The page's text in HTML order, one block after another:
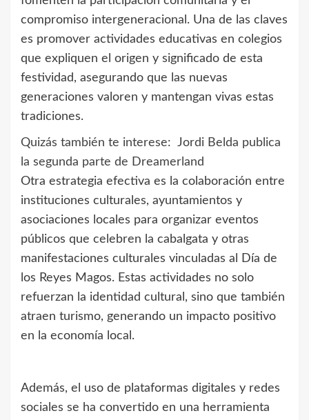
compromiso intergeneracional. Una de las claves
es promover actividades educativas en colegios
que expliquen el origen y significado de esta
festividad, asegurando que las nuevas
generaciones valoren y mantengan vivas estas
tradiciones.
Quizás también te interese:
Jordi Belda publica
la segunda parte de Dreamerland
Otra estrategia efectiva es la colaboración entre
instituciones culturales, ayuntamientos y
asociaciones locales para organizar eventos
públicos que celebren la cabalgata y otras
manifestaciones culturales vinculadas al Día de
los Reyes Magos. Estas actividades no solo
refuerzan la identidad cultural, sino que también
atraen turismo, generando un impacto positivo
en la economía local.
Además, el uso de plataformas digitales y redes
sociales se ha convertido en una herramienta